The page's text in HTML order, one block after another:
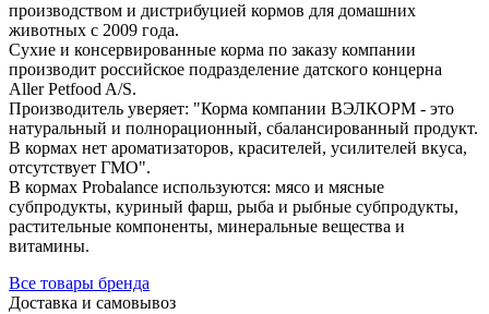
производством и дистрибуцией кормов для домашних
животных с 2009 года.
Сухие и консервированные корма по заказу компании
производит российское подразделение датского концерна
Aller Petfood A/S.
Производитель уверяет: "Корма компании ВЭЛКОРМ - это
натуральный и полнорационный, сбалансированный продукт.
В кормах нет ароматизаторов, красителей, усилителей вкуса,
отсутствует ГМО".
В кормах Probalance используются: мясо и мясные
субпродукты, куриный фарш, рыба и рыбные субпродукты,
растительные компоненты, минеральные вещества и
витамины.
Все товары бренда
Доставка и самовывоз